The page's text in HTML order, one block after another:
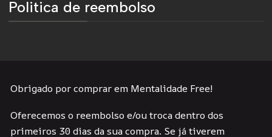
Politica de reembolso
Obrigado por comprar em Mentalidade Free!
Oferecemos o reembolso e/ou troca dentro dos
primeiros 30 dias da sua compra. Se já tiverem